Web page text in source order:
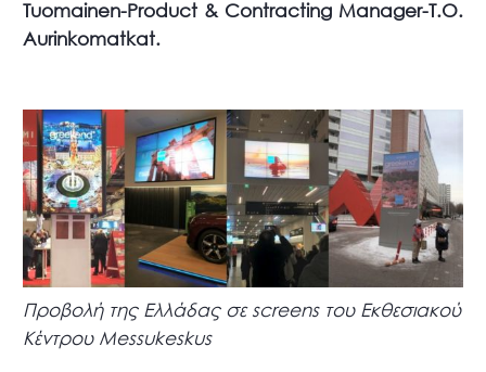
Tuomainen-Product & Contracting Manager-T.O.
Aurinkomatkat.
Προβολή της Ελλάδας σε screens του Εκθεσιακού
Κέντρου Messukeskus